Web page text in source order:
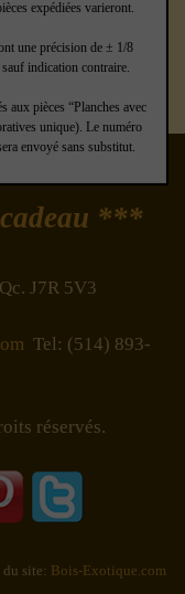
expédiées varieront.
une précision de ± 1/8
indication contraire.
aux pièces “Planches avec
unique). Le numéro
envoyé sans substitut.
***
J7R 5V3
Tel: (514) 893-
réservés.
site: Bois-Exotique.com